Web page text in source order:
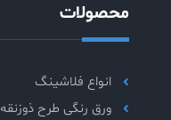
محصولات
انواع فلاشینگ
ورق رنگی طرح ذوزنقه